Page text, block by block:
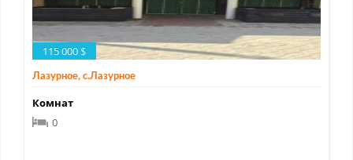
115 000 $
Лазурное, с.Лазурное
Комнат
0